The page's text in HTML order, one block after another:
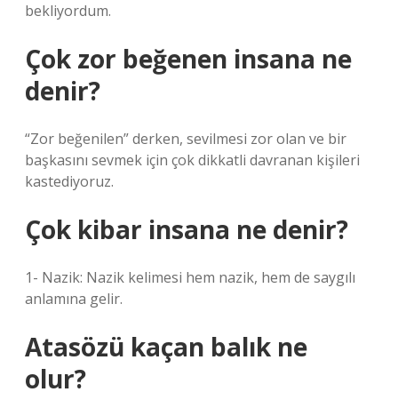
bekliyordum.
Çok zor beğenen insana ne
denir?
“Zor beğenilen” derken, sevilmesi zor olan ve bir
başkasını sevmek için çok dikkatli davranan kişileri
kastediyoruz.
Çok kibar insana ne denir?
1- Nazik: Nazik kelimesi hem nazik, hem de saygılı
anlamına gelir.
Atasözü kaçan balık ne
olur?